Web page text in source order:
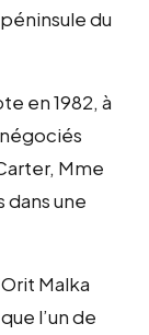
du
en 1982, à
Mme
dans une
Malka
l’un de